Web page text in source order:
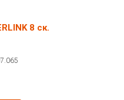
8 ск.